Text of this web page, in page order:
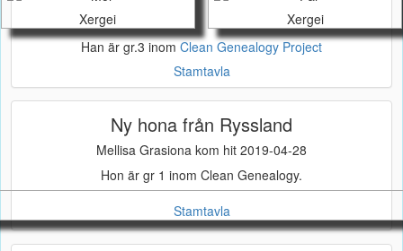
Xergei
Xergei
Han är gr.3 inomClean Genealogy Project
Stamtavla
Ny hona från Ryssland
Mellisa Grasiona kom hit 2019-04-28
Hon är gr 1 inom Clean Genealogy.
Stamtavla